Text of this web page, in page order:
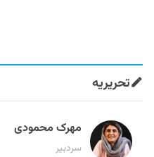
تحریریه
مهرک محمودی
سردبیر